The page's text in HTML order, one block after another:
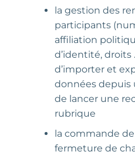
la gestion des
participants
affiliation
d’identité, droits
d’importer et
données depuis
de lancer une
rubrique
la commande
fermeture de